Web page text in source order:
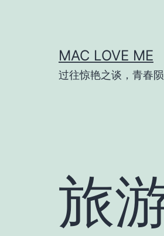
MAC LOVE ME
过往惊艳之谈，青春
旅